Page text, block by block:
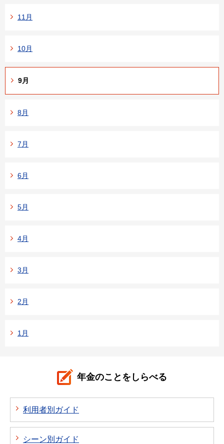
11月
10月
9月
8月
7月
6月
5月
4月
3月
2月
1月
年金のことをしらべる
利用者別ガイド
シーン別ガイド